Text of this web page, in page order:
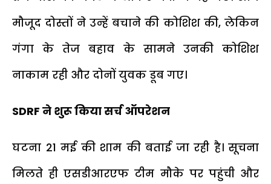
मौजूद दोस्तों ने उन्हें बचाने की कोशिश की, लेकिन
गंगा के तेज बहाव के सामने उनकी कोशिश
नाकाम रही और दोनों युवक डूब गए।
SDRF ने शुरू किया सर्च ऑपरेशन
घटना 21 मई की शाम की बताई जा रही है। सूचना
मिलते ही एसडीआरएफ टीम मौके पर पहुंची और